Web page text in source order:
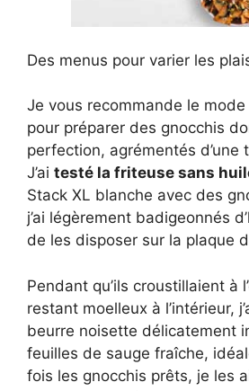
Des menus pour varier les
Je vous recommande le mode
pour préparer des gnocchis
perfection, agrémentés d’une
J’ai testé la friteuse sans
Stack XL blanche avec des
j’ai légèrement badigeonnés
de les disposer sur la plaque
Pendant qu’ils croustillaient à
restant moelleux à l’intérieur,
beurre noisette délicatement
feuilles de sauge fraîche,
fois les gnocchis prêts, je les